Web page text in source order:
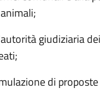
giudiziaria
di